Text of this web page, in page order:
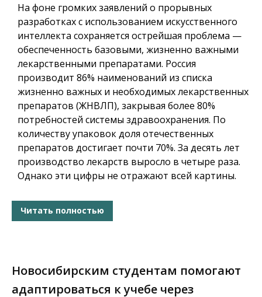
На фоне громких заявлений о прорывных
разработках с использованием искусственного
интеллекта сохраняется острейшая проблема —
обеспеченность базовыми, жизненно важными
лекарственными препаратами. Россия
производит 86% наименований из списка
жизненно важных и необходимых лекарственных
препаратов (ЖНВЛП), закрывая более 80%
потребностей системы здравоохранения. По
количеству упаковок доля отечественных
препаратов достигает почти 70%. За десять лет
производство лекарств выросло в четыре раза.
Однако эти цифры не отражают всей картины.
Читать полностью
Новосибирским студентам помогают
адаптироваться к учебе через